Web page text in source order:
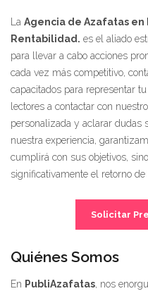
La Agencia de Azafatas en
Rentabilidad. es el aliado
para llevar a cabo acciones
cada vez más competitivo,
capacitados para representar
lectores a contactar con
personalizada y aclarar dudas
nuestra experiencia,
cumplirá con sus objetivos,
significativamente el retorno de
Solicitar
Quiénes Somos
En PubliAzafatas, nos